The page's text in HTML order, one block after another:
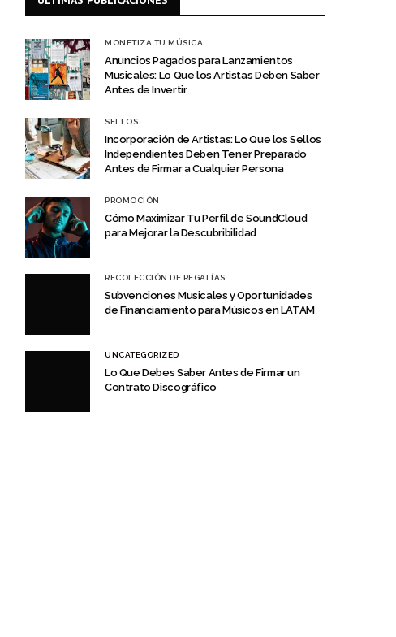
MONETIZA TU MÚSICA
Anuncios Pagados para Lanzamientos
Musicales: Lo Que los Artistas Deben Saber
Antes de Invertir
SELLOS
Incorporación de Artistas: Lo Que los Sellos
Independientes Deben Tener Preparado
Antes de Firmar a Cualquier Persona
PROMOCIÓN
Cómo Maximizar Tu Perfil de SoundCloud
para Mejorar la Descubribilidad
RECOLECCIÓN DE REGALÍAS
Subvenciones Musicales y Oportunidades
de Financiamiento para Músicos en LATAM
UNCATEGORIZED
Lo Que Debes Saber Antes de Firmar un
Contrato Discográfico